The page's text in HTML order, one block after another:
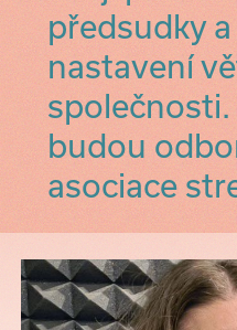
předsudky
nastavení
budou
asociace